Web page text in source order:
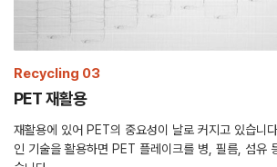
Recycling 03
PET 재활용
재활용에 있어 PET의 중요성이 날로 커지고 있습
인 기술을 활용하면 PET 플레이크를 병, 필름, 섬유